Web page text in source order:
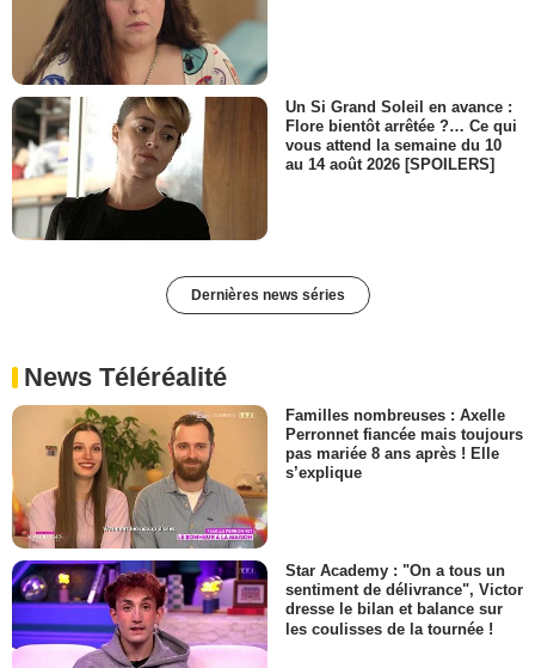
Un Si Grand Soleil en avance :
Flore bientôt arrêtée ?… Ce qui
vous attend la semaine du 10
au 14 août 2026 [SPOILERS]
Dernières news séries
News Téléréalité
Familles nombreuses : Axelle
Perronnet fiancée mais toujours
pas mariée 8 ans après ! Elle
s’explique
Star Academy : "On a tous un
sentiment de délivrance", Victor
dresse le bilan et balance sur
les coulisses de la tournée !